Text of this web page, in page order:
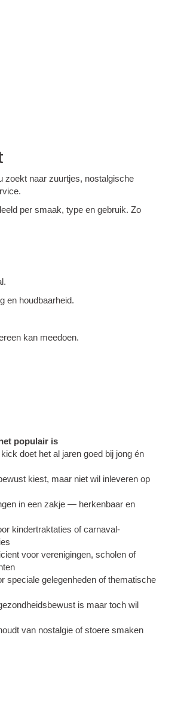
zoekt naar zuurtjes, nostalgische
per smaak, type en gebruik. Zo
en houdbaarheid.
kan meedoen.
populair is
doet het al jaren goed bij jong én
kiest, maar niet wil inleveren op
in een zakje — herkenbaar en
kindertraktaties of carnaval-
voor verenigingen, scholen of
speciale gelegenheden of thematische
is maar toch wil
van nostalgie of stoere smaken